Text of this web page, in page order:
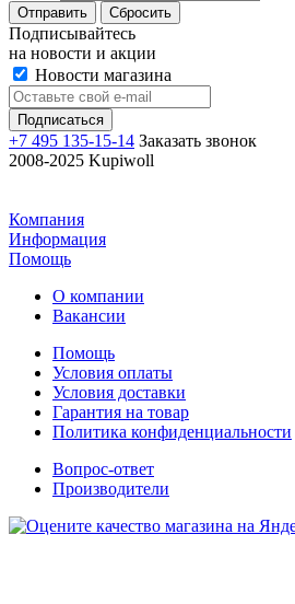
Отправить Сбросить
Подписывайтесь
на новости и акции
Новости магазина
+7 495 135-15-14 Заказать звонок
2008-2025 Kupiwoll
Компания
Информация
Помощь
О компании
Вакансии
Помощь
Условия оплаты
Условия доставки
Гарантия на товар
Политика конфиденциальности
Вопрос-ответ
Производители